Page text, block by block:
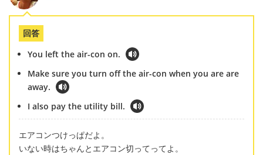
回答
You left the air-con on.
Make sure you turn off the air-con when you are are
away.
I also pay the utility bill.
エアコンつけっぱだよ。
いない時はちゃんとエアコン切ってってよ。